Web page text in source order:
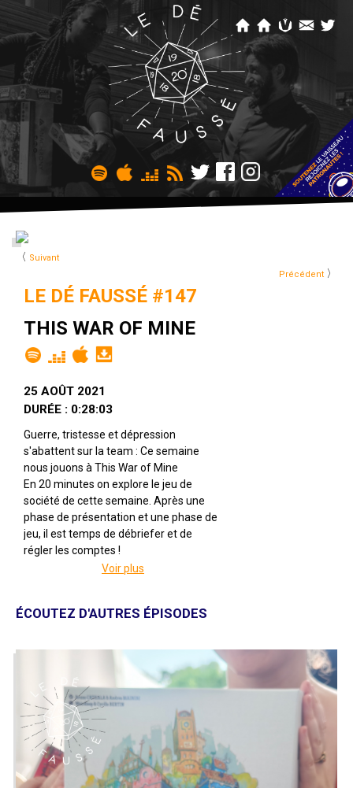
〈 Suivant
Précédent 〉
LE DÉ FAUSSÉ #147
THIS WAR OF MINE
25 AOÛT 2021
DURÉE : 0:28:03
Guerre, tristesse et dépression
s'abattent sur la team : Ce semaine
nous jouons à This War of Mine
En 20 minutes on explore le jeu de
société de cette semaine. Après une
phase de présentation et une phase de
jeu, il est temps de débriefer et de
régler les comptes !
This War of Mine
Illustré par Michał Oracz, Paweł Niziołek
Description : Un groupe de civils,
retranché dans une maison d'une ville
assiégée, tente de survivre aux horreurs
d'une guerre interminable.
Présenté parAlex Zephiriel&Sam
Voir plus
ÉCOUTEZ D'AUTRES ÉPISODES